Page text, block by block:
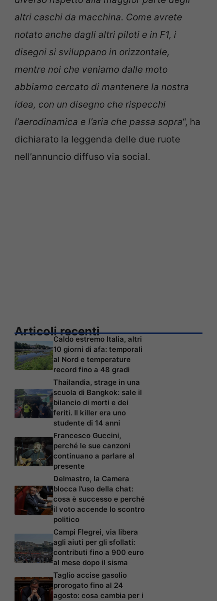
altri caschi da macchina. Come avrete
notato anche dagli altri piloti e in F1, i
disegni si sviluppano in orizzontale,
mentre noi che veniamo dalle moto
abbiamo cercato di mantenere la nostra
idea, con un disegno che rispecchi
l’aerodinamica e l’aria che passa sopra“, ha
dichiarato la leggenda delle due ruote
nell’annuncio diffuso via social.
Articoli recenti
Caldo estremo Italia, altri
10 giorni di afa: temporali
al Nord e temperature
record fino a 48 gradi
Thailandia, strage in una
scuola di Bangkok: sale il
bilancio di morti e dei
feriti. Il killer era uno
studente di 14 anni
Francesco Guccini,
perché le sue canzoni
continuano a parlare al
presente
Delmastro, la Camera
blocca l’uso della chat:
cosa è successo e perché
il voto accende lo scontro
politico
Campi Flegrei, via libera
agli aiuti per gli sfollati:
contributi fino a 900 euro
al mese dopo il sisma
Taglio accise gasolio
prorogato fino al 24
agosto: cosa cambia per i